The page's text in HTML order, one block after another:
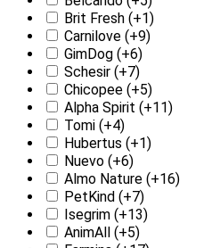
Brit Fresh (+1)
Carnilove (+9)
GimDog (+6)
Schesir (+7)
Chicopee (+5)
Alpha Spirit (+11)
Tomi (+4)
Hubertus (+1)
Nuevo (+6)
Almo Nature (+16)
PetKind (+7)
Isegrim (+13)
AnimAll (+5)